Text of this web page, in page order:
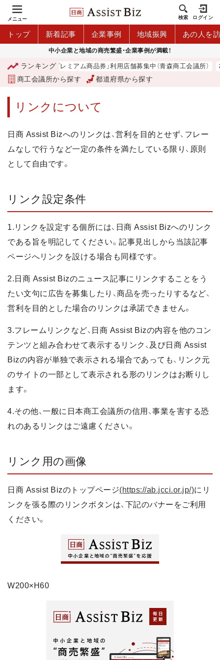
メニュー 検索 ログイン
トップ 新着記事 企業事例 地域振興 あの人を
中小企業と地域の商売繁盛・企業事例が満載！
ランキング
「青森市プレミアム商品券」利用店舗募集中（青森商工会議所）
商工会議所から探す 都道府県から探す
リンクについて
日商 Assist Bizへのリンクは、営利を目的とせず、フレー
ムなしで行うなど一定の条件を満たしている限り、原則
として自由です。
リンク設定条件
1.リンクを設定する個所には、日商 Assist Bizへのリンク
である旨を明記してください。記事見出しから当該記事
ページへリンクを設ける場合も同様です。
2.日商 Assist Bizのニュース記事にリンクすることをう
たい文句に広告を募集したり、商品を売ったりするなど、
営利を目的とした場合のリンクは承諾できません。
3.フレームリンクなど、日商 Assist Bizの内容を他のコン
テンツと組み合わせて表示するリンク、及び日商 Assist
Bizの内容が単独で表示される場合であっても、リンク元
のサイトの一部として表示される形のリンクはお断りし
ます。
4.その他、一般に日本商工会議所の信用、事業を害する恐
れのあるリンクはご遠慮ください。
リンク用の画像
日商 Assist Bizのトップページ(https://ab.jcci.or.jp/)にリ
ンクを張る際のリンクボタンは、下記のバナーをご利用
ください。
W200×H60